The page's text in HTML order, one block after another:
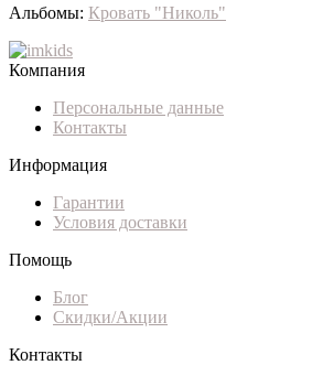
Альбомы: Кровать "Николь"
Компания
Персональные данные
Контакты
Информация
Гарантии
Условия доставки
Помощь
Блог
Скидки/Акции
Контакты